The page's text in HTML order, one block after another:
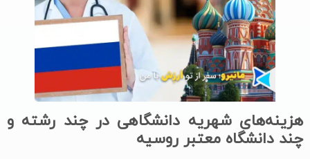
هزینه‌های شهریه دانشگاهی در چند رشته و
چند دانشگاه معتبر روسیه